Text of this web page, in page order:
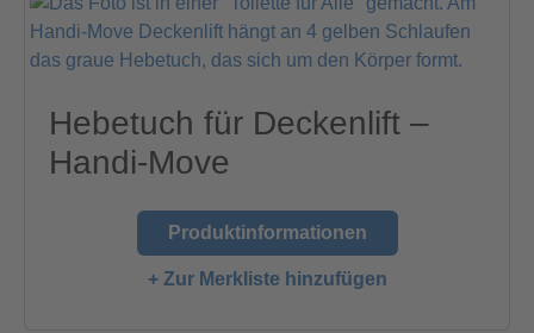
Hebetuch für Deckenlift –
Handi-Move
Produktinformationen
+ Zur Merkliste hinzufügen